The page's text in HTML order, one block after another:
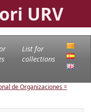
URV
List for
collections
de Organizaciones =